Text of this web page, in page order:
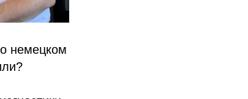
немецком